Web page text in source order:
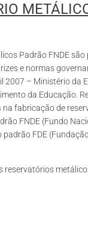
Padrão FNDE
e normas
2007 – Ministério da
da Educação.
na fabricação de
FNDE (Fundo
FDE
reservatórios